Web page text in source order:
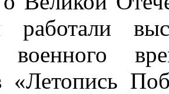
работали
военного
«Летопись